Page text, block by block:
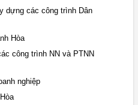
dựng các công trình Dân
Hòa
công trình NN và PTNN
nghiệp